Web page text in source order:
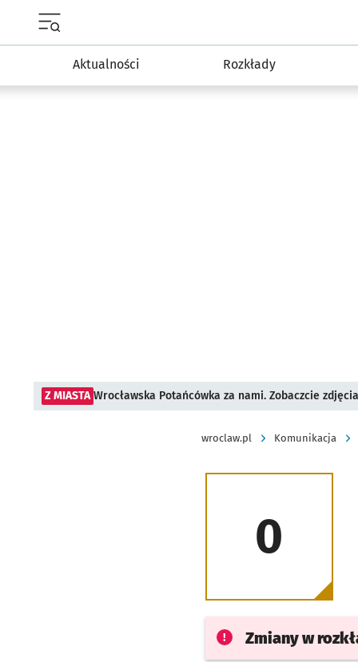
Aktualności Rozkłady
Z MIASTA Wrocławska Potańcówka za nami. Zobaczcie zdjęcia
wroclaw.pl Komunikacja
0
Zmiany w